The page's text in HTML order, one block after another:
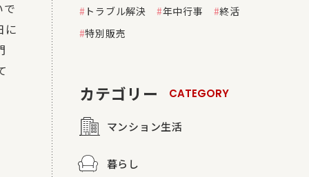
で
に
トラブル解決
年中行事
終活
特別販売
カテゴリー CATEGORY
マンション生活
暮らし